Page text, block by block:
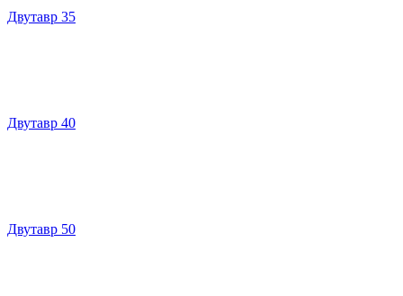
Двутавр 35
Двутавр 40
Двутавр 50